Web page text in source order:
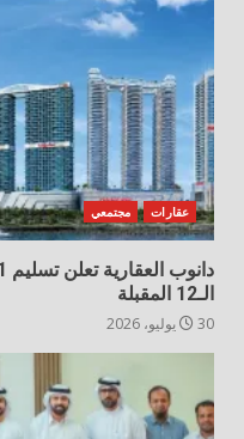
عقارات مجتمعي
الـ12 المقبلة
30 يوليو، 2026